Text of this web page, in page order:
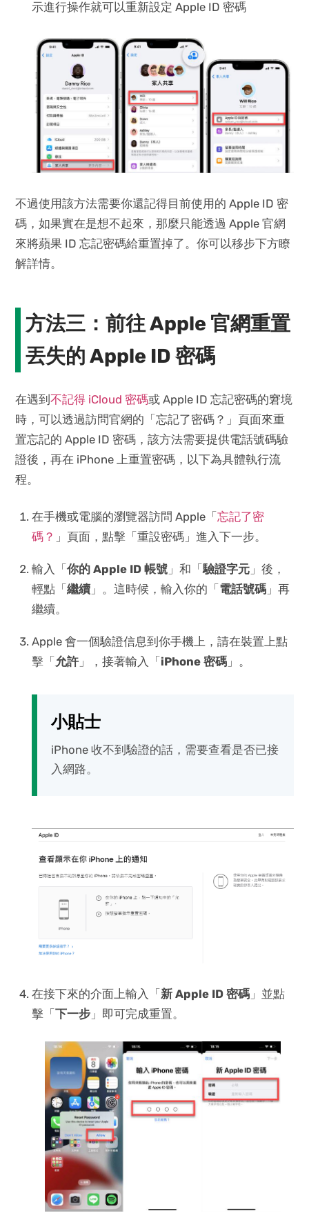
示進行操作就可以重新設定 Apple ID 密碼
不過使用該方法需要你還記得目前使用的 Apple ID 密
碼，如果實在是想不起來，那麼只能透過 Apple 官網
來將蘋果 ID 忘記密碼給重置掉了。你可以移步下方瞭
解詳情。
方法三：前往 Apple 官網重置
丟失的 Apple ID 密碼
在遇到不記得 iCloud 密碼或 Apple ID 忘記密碼的窘境
時，可以透過訪問官網的「忘記了密碼？」頁面來重
置忘記的 Apple ID 密碼，該方法需要提供電話號碼驗
證後，再在 iPhone 上重置密碼，以下為具體執行流
程。
在手機或電腦的瀏覽器訪問 Apple「忘記了密
碼？ 」頁面，點擊「重設密碼」進入下一步。
輸入「你的 Apple ID 帳號 」和「驗證字元 」後，
輕點「繼續 」。這時候，輸入你的「 電話號碼 」再
繼續。
Apple 會一個驗證信息到你手機上，請在裝置上點
擊「 允許 」，接著輸入「 iPhone 密碼 」。
小貼士
iPhone 收不到驗證的話，需要查看是否已接
入網路。
在接下來的介面上輸入「新 Apple ID 密碼 」並點
擊「下一步 」即可完成重置。